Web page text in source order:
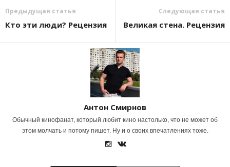
Предыдущая статья
Кто эти люди? Рецензия
Следующая статья
Великая стена. Рецензия
Антон Смирнов
Обычный кинофанат, который любит кино настолько, что не может об
этом молчать и потому пишет. Ну и о своих впечатлениях тоже.